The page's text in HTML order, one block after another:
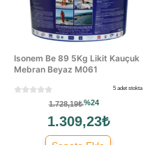
Isonem Be 89 5Kg Likit Kauçuk
Mebran Beyaz M061
5 adet stokta
1.728,19₺%24
1.309,23₺